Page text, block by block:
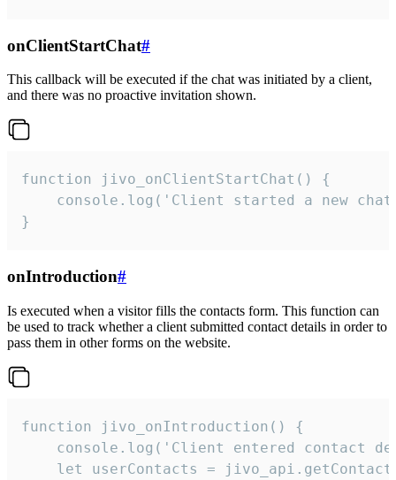
onClientStartChat#
This callback will be executed if the chat was initiated by a client,
and there was no proactive invitation shown.
function jivo_onClientStartChat() {
console.log('Client started a new
}
onIntroduction#
Is executed when a visitor fills the contacts form. This function can
be used to track whether a client submitted contact details in order to
pass them in other forms on the website.
function jivo_onIntroduction() {
console.log('Client entered contact
let userContacts =